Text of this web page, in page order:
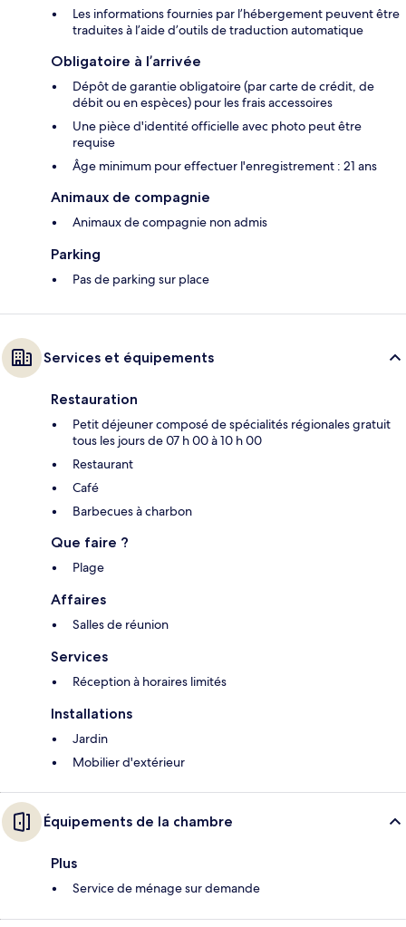
Les informations fournies par l’hébergement peuvent être
traduites à l’aide d’outils de traduction automatique
Obligatoire à l’arrivée
Dépôt de garantie obligatoire (par carte de crédit, de
débit ou en espèces) pour les frais accessoires
Une pièce d'identité officielle avec photo peut être
requise
Âge minimum pour effectuer l'enregistrement : 21 ans
Animaux de compagnie
Animaux de compagnie non admis
Parking
Pas de parking sur place
Services et équipements
Restauration
Petit déjeuner composé de spécialités régionales gratuit
tous les jours de 07 h 00 à 10 h 00
Restaurant
Café
Barbecues à charbon
Que faire ?
Plage
Affaires
Salles de réunion
Services
Réception à horaires limités
Installations
Jardin
Mobilier d'extérieur
Équipements de la chambre
Plus
Service de ménage sur demande